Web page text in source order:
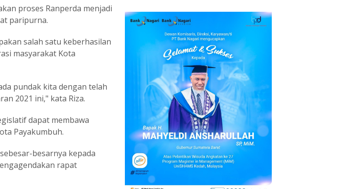
proses Ranperda menjadi
paripurna.
salah satu keberhasilan
masyarakat Kota
pundak kita dengan telah
2021 ini," kata Riza.
dapat membawa
Payakumbuh.
besarnya kepada
rapat